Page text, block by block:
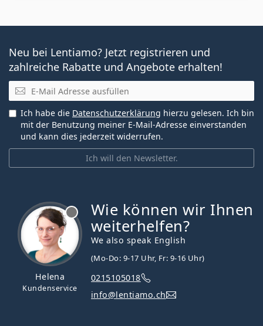
Neu bei Lentiamo? Jetzt registrieren und
zahlreiche Rabatte und Angebote erhalten!
E-Mail
Ich will den Newsletter.
Ich habe die Datenschutzerklärung hierzu gelesen. Ich bin
mit der Benutzung meiner E-Mail-Adresse einverstanden
und kann dies jederzeit widerrufen.
Helena
Kundenservice
Wie können wir Ihnen
weiterhelfen?
We also speak English
(Mo-Do: 9-17 Uhr, Fr: 9-16 Uhr)
0215105018
info@lentiamo.ch